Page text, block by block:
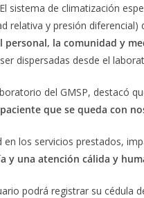
sistema de climatización
relativa y presión
personal, la comunidad y
dispersadas desde el
del GMSP, destacó
que se queda con
los servicios prestados,
y una atención cálida y
podrá registrar su cédula